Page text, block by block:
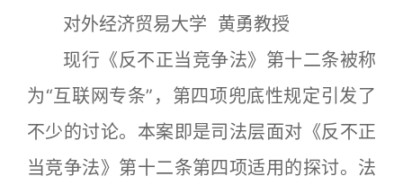
对外经济贸易大学 黄勇教授
现行《反不正当竞争法》第十二条被称
为“互联网专条”，第四项兜底性规定引发了
不少的讨论。本案即是司法层面对《反不正
当竞争法》第十二条第四项适用的探讨。法